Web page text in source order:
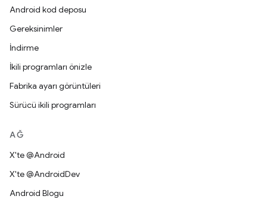
Android kod deposu
Gereksinimler
İndirme
İkili programları önizle
Fabrika ayarı görüntüleri
Sürücü ikili programları
AĞ
X'te @Android
X'te @AndroidDev
Android Blogu